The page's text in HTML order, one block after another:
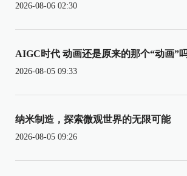
2026-08-06 02:30
AIGC时代 动画还是原来的那个“动画”
2026-08-05 09:33
纳米制造，探索微观世界的无限可能
2026-08-05 09:26